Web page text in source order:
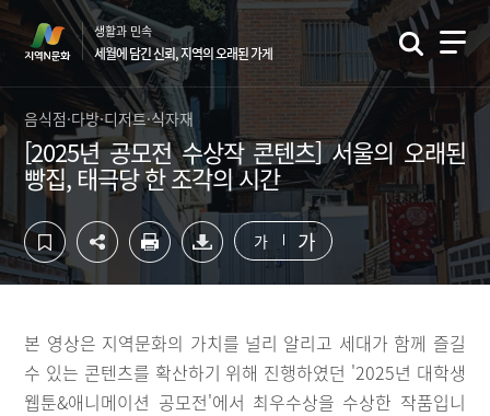
컨
텐
영
역
바
기
하
단
역
바
로
생활과 민속
세월에 담긴 신뢰, 지역의 오래된 가게
음식점·다방·디저트·식자재
[2025년 공모전 수상작 콘텐츠] 서울의 오래된
빵집, 태극당 한 조각의 시간
가 가
본 영상은 지역문화의 가치를 널리 알리고 세대가 함께 즐길
수 있는 콘텐츠를 확산하기 위해 진행하였던 '2025년 대학생
웹툰&애니메이션 공모전'에서 최우수상을 수상한 작품입니